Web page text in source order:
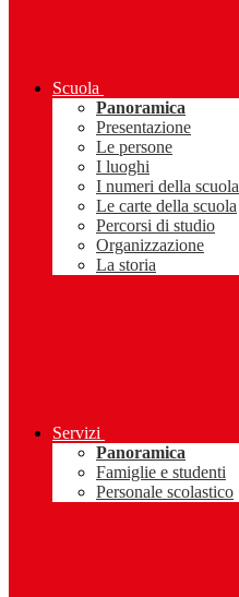
Scuola
Panoramica
Presentazione
Le persone
I luoghi
I numeri della scuola
Le carte della scuola
Percorsi di studio
Organizzazione
La storia
Servizi
Panoramica
Famiglie e studenti
Personale scolastico